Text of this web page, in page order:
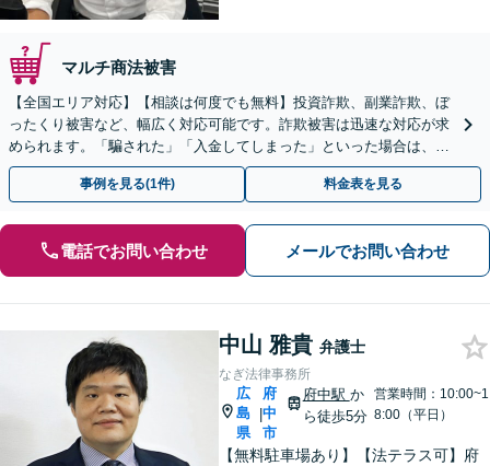
マルチ商法被害
【全国エリア対応】【相談は何度でも無料】投資詐欺、副業詐欺、ぼ
ったくり被害など、幅広く対応可能です。詐欺被害は迅速な対応が求
められます。「騙された」「入金してしまった」といった場合は、お
早めにご相談ください。【電話・メール・WEB相談可】
事例を見る(1件) 料金表を見る
電話でお問い合わせ メールでお問い合わせ
中山 雅貴 弁護士
なぎ法律事務所
広
島
県
|
府
中
市
府中駅 か
ら徒歩5分
営業時間：10:00~1
8:00（平日）
【無料駐車場あり】【法テラス可】府